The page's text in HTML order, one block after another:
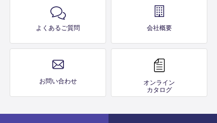
よくあるご質問 会社概要
お問い合わせ
オンライン
カタログ